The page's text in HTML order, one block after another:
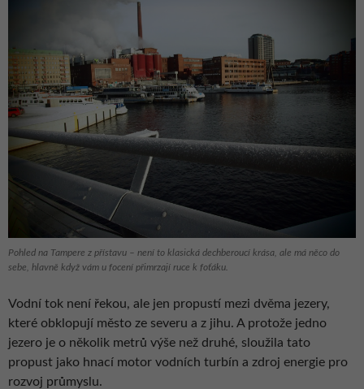
Pohled na Tampere z přístavu – není to klasická dechberoucí krása, ale má něco do
sebe, hlavně když vám u focení přimrzají ruce k foťáku.
Vodní tok není řekou, ale jen propustí mezi dvěma jezery,
které obklopují město ze severu a z jihu. A protože jedno
jezero je o několik metrů výše než druhé, sloužila tato
propust jako hnací motor vodních turbín a zdroj energie pro
rozvoj průmyslu.